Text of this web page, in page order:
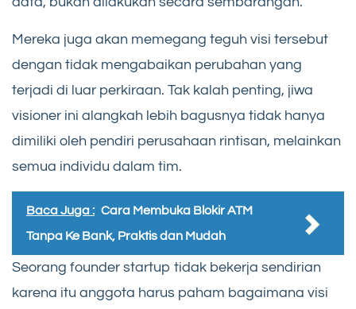
Mereka juga akan memegang teguh visi tersebut
dengan tidak mengabaikan perubahan yang
terjadi di luar perkiraan. Tak kalah penting, jiwa
visioner ini alangkah lebih bagusnya tidak hanya
dimiliki oleh pendiri perusahaan rintisan, melainkan
semua individu dalam tim.
Baca Juga : Cara Membuka Blokir ATM
Tanpa Ke Bank, Praktis dan Mudah
Seorang founder startup tidak bekerja sendirian
karena itu anggota harus paham bagaimana visi